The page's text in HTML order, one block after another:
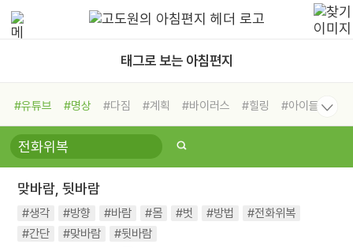
태그로 보는 아침편지
#유튜브 #명상 #다짐 #계획 #바이러스 #힐링
#아이들
#비전캠프
#독서캠프 #삶
#희망
#나눔 #친구 #링컨학교
#독서
#건강 #면역력
맞바람, 뒷바람
#생각 #방향 #바람 #몸 #벗 #방법
#전화위복
#간단
#맞바람 #뒷바람